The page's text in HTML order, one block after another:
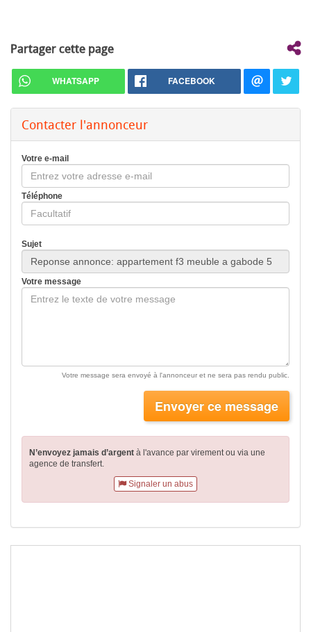
Partager cette page
WHATSAPP FACEBOOK
Contacter l'annonceur
Votre e-mail
Téléphone
Sujet
Votre message
Votre message sera envoyé à l'annonceur et ne sera pas rendu public.
Envoyer ce message
N’envoyez jamais d’argent à l'avance par virementou via une
agence de transfert.
Signaler un abus